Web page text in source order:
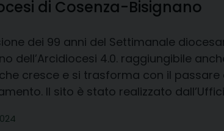
di Cosenza-Bisignano
dei 99 anni del Settimanale
dell’Arcidiocesi 4.0. raggiungibile
cresce e si trasforma con il
Il sito è stato realizzato